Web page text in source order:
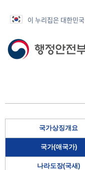
이 누리집은 대한민
국가상징개요
국가(애국가)
나라도장(국새)